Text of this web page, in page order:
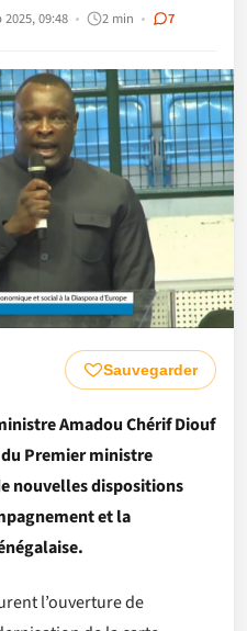
2025, 09:48 2 min 7
Sauvegarder
Amadou Chérif Diouf
Premier ministre
nouvelles dispositions
et la
l’ouverture de